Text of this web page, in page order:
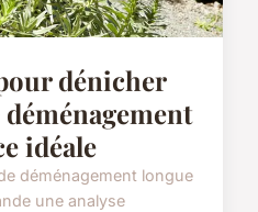
dénicher
idéale
déménagement longue
une analyse